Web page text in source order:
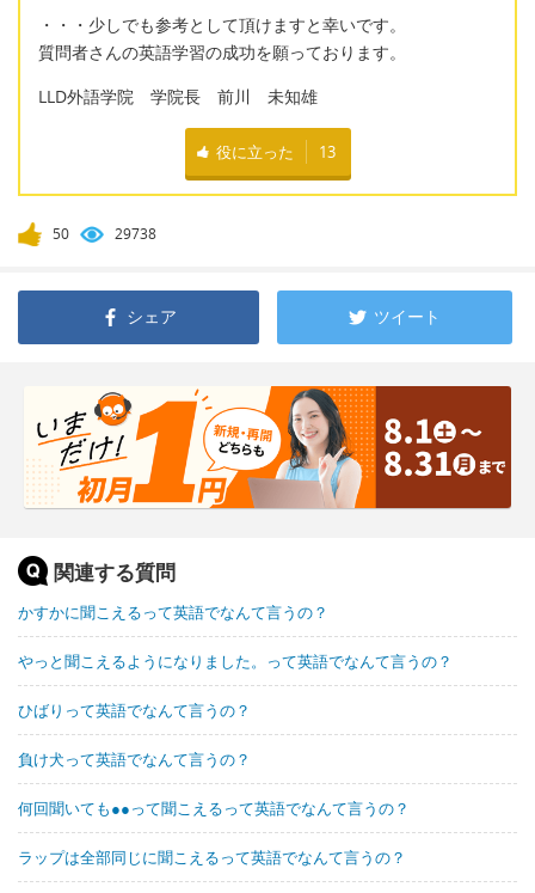
・・・少しでも参考として頂けますと幸いです。
質問者さんの英語学習の成功を願っております。
LLD外語学院 学院長 前川 未知雄
役に立った 13
50 29738
シェア ツイート
関連する質問
かすかに聞こえるって英語でなんて言うの？
やっと聞こえるようになりました。って英語でなんて言うの？
ひばりって英語でなんて言うの？
負け犬って英語でなんて言うの？
何回聞いても●●って聞こえるって英語でなんて言うの？
ラップは全部同じに聞こえるって英語でなんて言うの？